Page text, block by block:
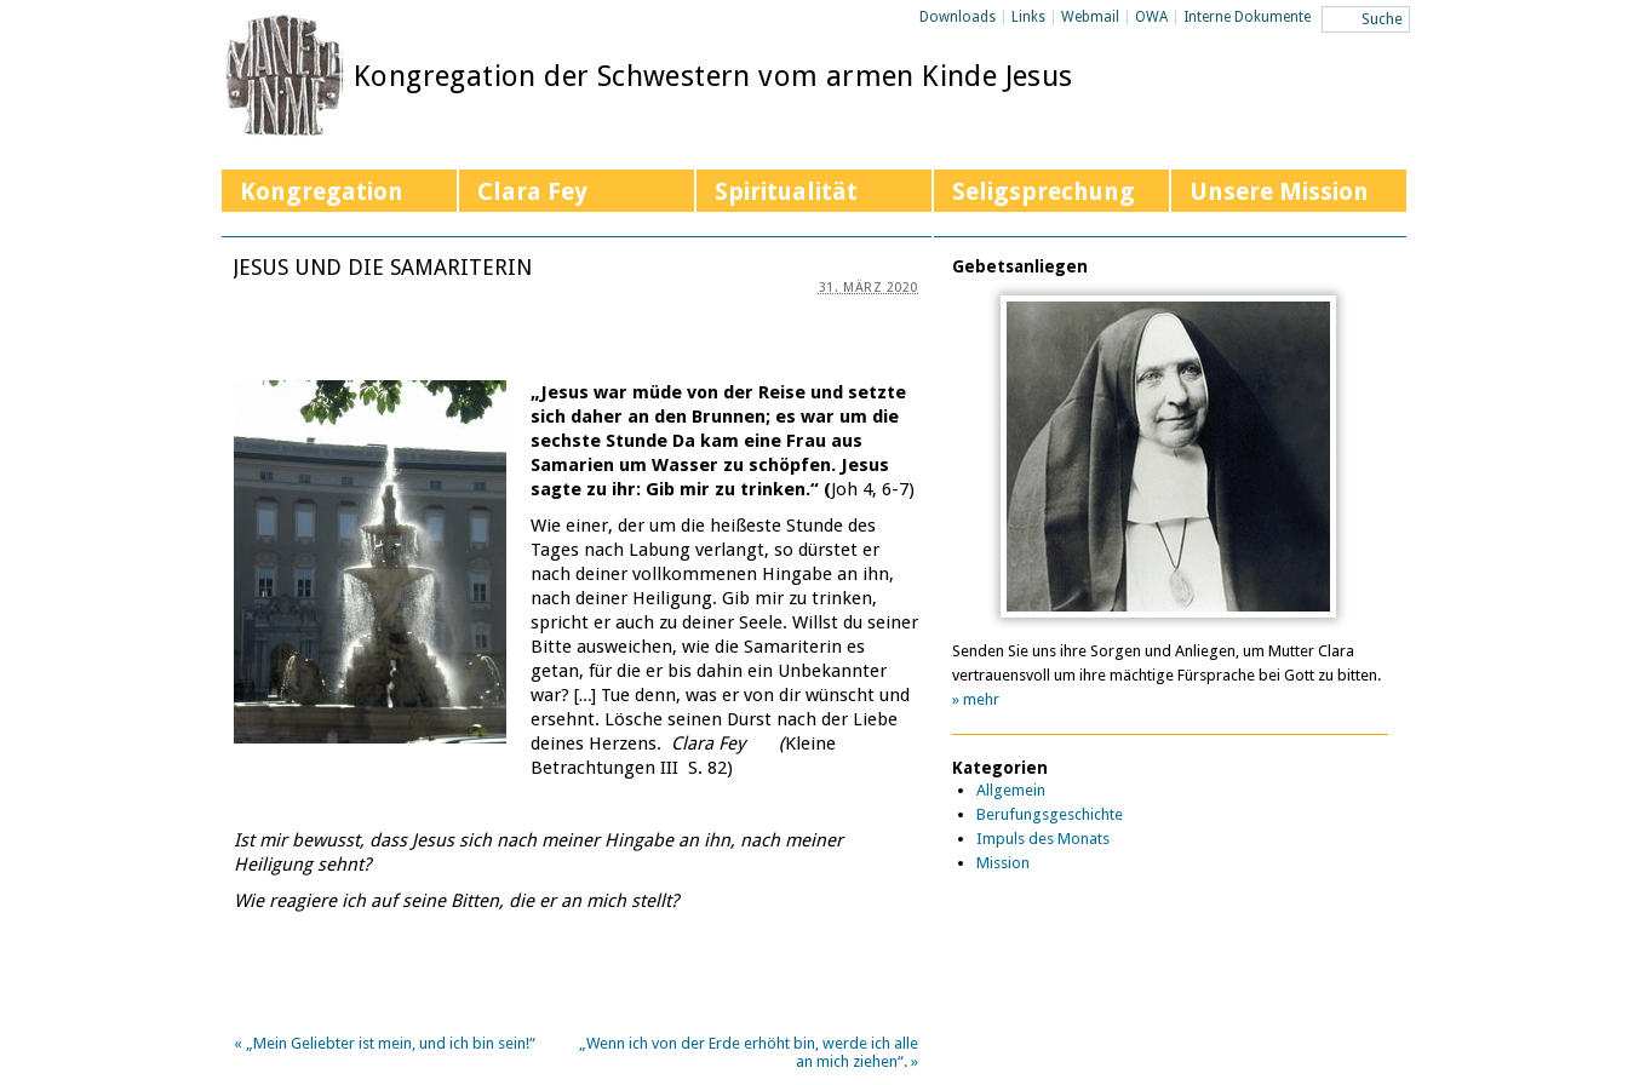
Downloads Links Webmail OWA| Interne Dokumente
Kongregation Clara Fey Spiritualität Seligsprechung Unsere Mission
Kongregation der Schwestern vom armen Kinde Jesus
JESUS UND DIE SAMARITERIN
31. MÄRZ 2020
„Jesus war müde von der Reise und setzte
sich daher an den Brunnen; es war um die
sechste Stunde Da kam eine Frau aus
Samarien um Wasser zu schöpfen. Jesus
sagte zu ihr: Gib mir zu trinken.“ (Joh 4, 6-7)
Wie einer, der um die heißeste Stunde des
Tages nach Labung verlangt, so dürstet er
nach deiner vollkommenen Hingabe an ihn,
nach deiner Heiligung. Gib mir zu trinken,
spricht er auch zu deiner Seele. Willst du seiner
Bitte ausweichen, wie die Samariterin es
getan, für die er bis dahin ein Unbekannter
war? […] Tue denn, was er von dir wünscht und
ersehnt. Lösche seinen Durst nach der Liebe
deines Herzens.
Clara Fey (Kleine
Betrachtungen III S. 82)
Ist mir bewusst, dass Jesus sich nach meiner Hingabe an ihn, nach meiner
Heiligung sehnt?
Wie reagiere ich auf seine Bitten, die er an mich stellt?
« „Mein Geliebter ist mein, und ich bin sein!“
„Wenn ich von der Erde erhöht bin, werde ich alle
an mich ziehen“. »
Gebetsanliegen
Senden Sie uns ihre Sorgen und Anliegen, um Mutter Clara
vertrauensvoll um ihre mächtige Fürsprache bei Gott zu bitten.
» mehr
Kategorien
Allgemein
Berufungsgeschichte
Impuls des Monats
Mission